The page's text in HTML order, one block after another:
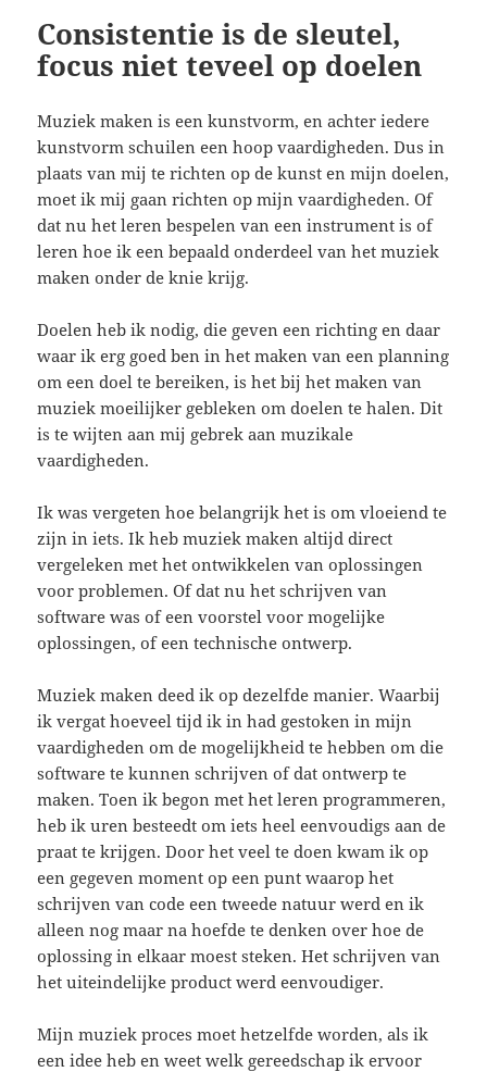
Consistentie is de sleutel,
focus niet teveel op doelen
Muziek maken is een kunstvorm, en achter iedere
kunstvorm schuilen een hoop vaardigheden. Dus in
plaats van mij te richten op de kunst en mijn doelen,
moet ik mij gaan richten op mijn vaardigheden. Of
dat nu het leren bespelen van een instrument is of
leren hoe ik een bepaald onderdeel van het muziek
maken onder de knie krijg.
Doelen heb ik nodig, die geven een richting en daar
waar ik erg goed ben in het maken van een planning
om een doel te bereiken, is het bij het maken van
muziek moeilijker gebleken om doelen te halen. Dit
is te wijten aan mij gebrek aan muzikale
vaardigheden.
Ik was vergeten hoe belangrijk het is om vloeiend te
zijn in iets. Ik heb muziek maken altijd direct
vergeleken met het ontwikkelen van oplossingen
voor problemen. Of dat nu het schrijven van
software was of een voorstel voor mogelijke
oplossingen, of een technische ontwerp.
Muziek maken deed ik op dezelfde manier. Waarbij
ik vergat hoeveel tijd ik in had gestoken in mijn
vaardigheden om de mogelijkheid te hebben om die
software te kunnen schrijven of dat ontwerp te
maken. Toen ik begon met het leren programmeren,
heb ik uren besteedt om iets heel eenvoudigs aan de
praat te krijgen. Door het veel te doen kwam ik op
een gegeven moment op een punt waarop het
schrijven van code een tweede natuur werd en ik
alleen nog maar na hoefde te denken over hoe de
oplossing in elkaar moest steken. Het schrijven van
het uiteindelijke product werd eenvoudiger.
Mijn muziek proces moet hetzelfde worden, als ik
een idee heb en weet welk gereedschap ik ervoor